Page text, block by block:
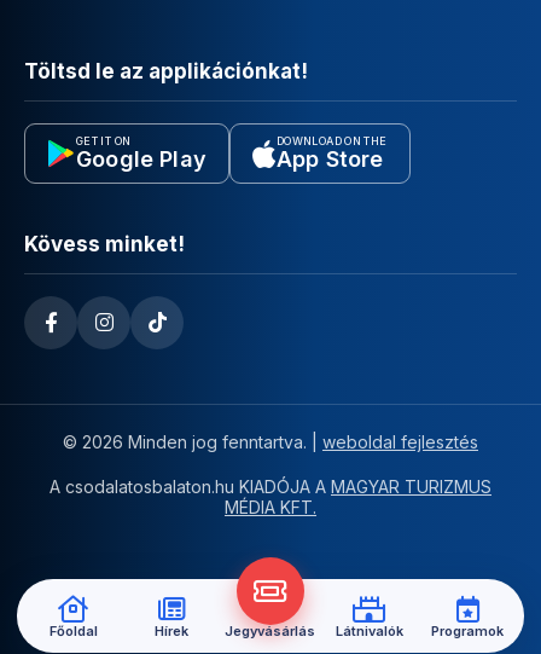
Töltsd le az applikációnkat!
GET IT ON
Google Play
DOWNLOAD ON THE
App Store
Kövess minket!
© 2026 Minden jog fenntartva. | weboldal fejlesztés
A csodalatosbalaton.hu KIADÓJA A MAGYAR TURIZMUS
MÉDIA KFT.
Főoldal Hírek Jegyvásárlás Látnivalók Programok